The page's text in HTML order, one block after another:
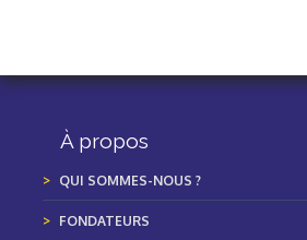
À propos
QUI SOMMES-NOUS ?
FONDATEURS